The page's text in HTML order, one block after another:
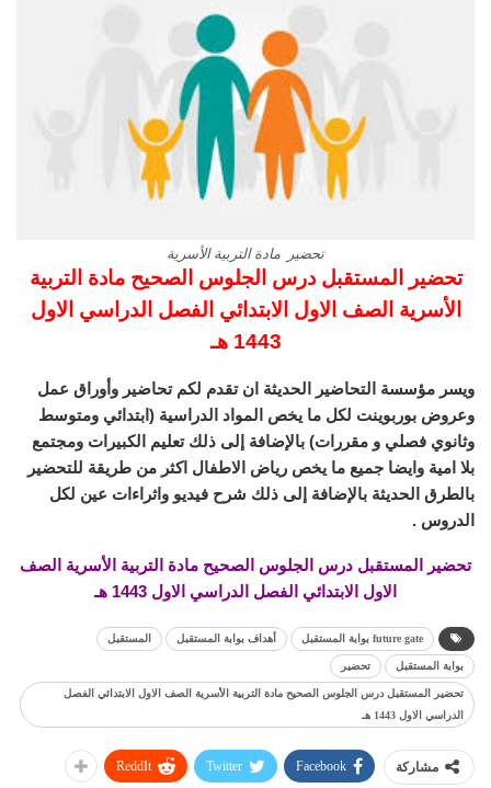
تحضير مادة التربية الأسرية
تحضير المستقبل درس الجلوس الصحيح مادة التربية
الأسرية الصف الاول الابتدائي الفصل الدراسي الاول
1443 هـ
ويسر مؤسسة التحاضير الحديثة ان تقدم لكم تحاضير وأوراق عمل
وعروض بوربوينت لكل ما يخص المواد الدراسية (ابتدائي ومتوسط
وثانوي فصلي و مقررات) بالإضافة إلى ذلك تعليم الكبيرات ومجتمع
بلا امية وايضا جميع ما يخص رياض الاطفال اكثر من طريقة للتحضير
بالطرق الحديثة بالإضافة إلى ذلك شرح فيديو واثراءات عين لكل
الدروس .
تحضير المستقبل درس الجلوس الصحيح مادة التربية الأسرية الصف
الاول الابتدائي الفصل الدراسي الاول 1443 هـ
future gate بوابة المستقبل أهداف بوابة المستقبل المستقبل
بوابة المستقبل تحضير
تحضير المستقبل درس الجلوس الصحيح مادة التربية الأسرية الصف الاول الابتدائي الفصل
الدراسي الاول 1443 هـ
مشاركة Facebook
Twitter
ReddIt